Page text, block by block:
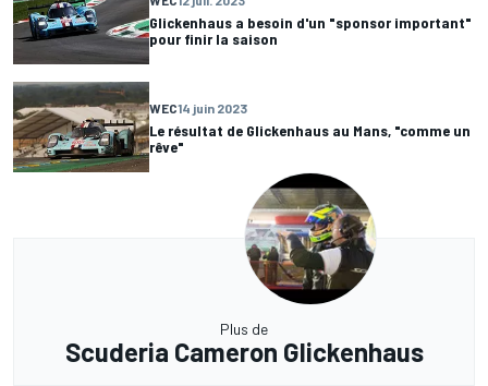
Glickenhaus a besoin d'un "sponsor important"
pour finir la saison
WEC14 juin 2023
Le résultat de Glickenhaus au Mans, "comme un
rêve"
Plus de
Scuderia Cameron Glickenhaus